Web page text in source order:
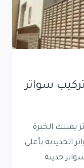
سواتر
يمتلك الخبرة
الحديدية بأعلى
حديثة